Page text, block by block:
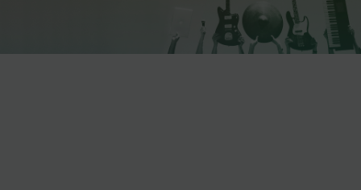
FUNDACIÓN JAM